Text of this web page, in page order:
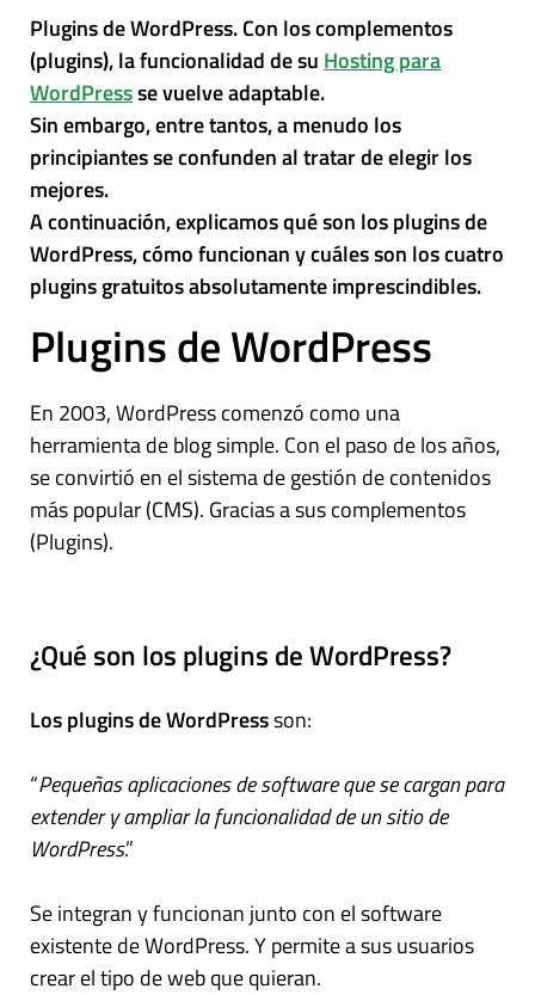
Plugins de WordPress. Con los complementos
(plugins), la funcionalidad de su Hosting para
WordPressse vuelve adaptable.
Sin embargo, entre tantos, a menudo los
principiantes se confunden al tratar de elegir los
mejores.
A continuación, explicamos qué son los plugins de
WordPress, cómo funcionan y cuáles son los cuatro
plugins gratuitos absolutamente imprescindibles.
Plugins de WordPress
En 2003, WordPress comenzó como una
herramienta de blog simple. Con el paso de los años,
se convirtió en el sistema de gestión de contenidos
más popular (CMS). Gracias a sus complementos
(Plugins).
¿Qué son los plugins de WordPress?
Los plugins de WordPressson:
“Pequeñas aplicaciones de software que se cargan para
extender y ampliar la funcionalidad de un sitio de
WordPress.”
Se integran y funcionan junto con el software
existente de WordPress. Y permite a sus usuarios
crear el tipo de web que quieran.